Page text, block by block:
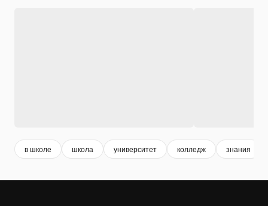
в школе школа университет колледж знания